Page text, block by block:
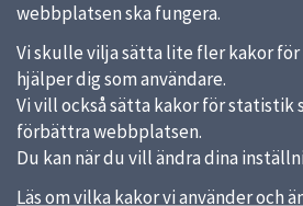
webbplatsen ska fungera.
Vi skulle vilja sätta lite fler kakor
hjälper dig som användare.
Vi vill också sätta kakor för statistik
förbättra webbplatsen.
Du kan när du vill ändra dina
Läs om vilka kakor vi använder och